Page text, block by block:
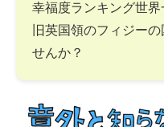
幸福度ランキング世界
旧英国領のフィジー
せんか？